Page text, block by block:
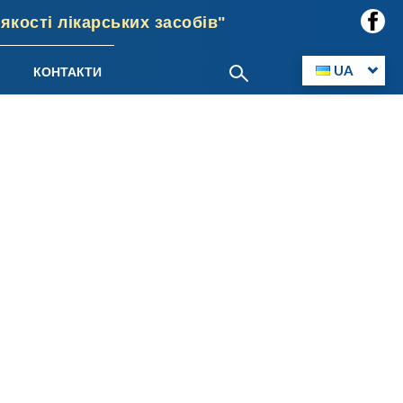
лікарських засобів"
КОНТАКТИ UA